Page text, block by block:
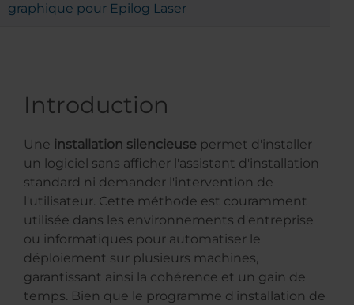
Introduction
Une installation silencieuse permet d'installer
un logiciel sans afficher l'assistant d'installation
standard ni demander l'intervention de
l'utilisateur. Cette méthode est couramment
utilisée dans les environnements d'entreprise
ou informatiques pour automatiser le
déploiement sur plusieurs machines,
garantissant ainsi la cohérence et un gain de
temps. Bien que le programme d'installation de
graphique pour Epilog Laser